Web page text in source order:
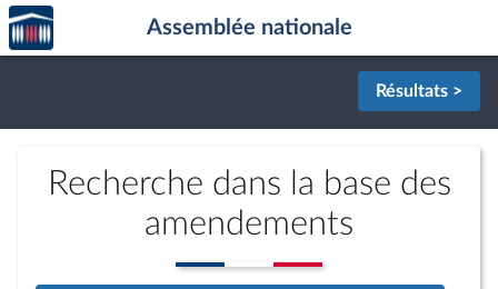
Aller au contenu
Aller en bas de la page
Accèder
à la
page
Assemblée nationale
Résultats >
Recherche dans la base des
amendements